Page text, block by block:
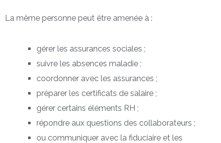
La même personne peut être amenée à :
gérer les assurances sociales ;
suivre les absences maladie ;
coordonner avec les assurances ;
préparer les certificats de salaire ;
gérer certains éléments RH ;
répondre aux questions des collaborateurs ;
ou communiquer avec la fiduciaire et les